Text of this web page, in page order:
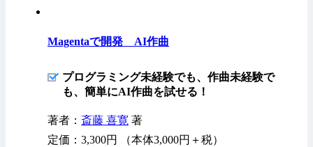
Magentaで開発 AI作曲
プログラミング未経験でも、作曲未経験で
も、簡単にAI作曲を試せる！
著者： 斎藤 喜寛 著
定価：3,300円 （本体3,000円＋税）